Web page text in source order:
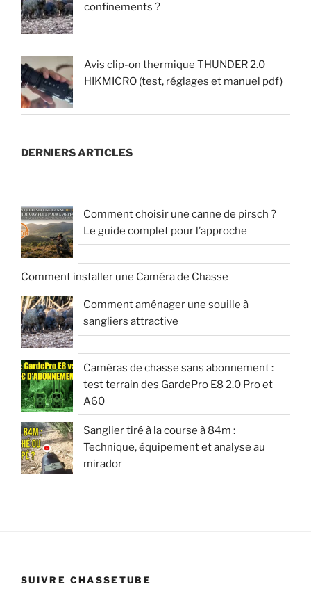
confinements ?
Avis clip-on thermique THUNDER 2.0
HIKMICRO (test, réglages et manuel pdf)
DERNIERS ARTICLES
Comment choisir une canne de pirsch ?
Le guide complet pour l’approche
Comment installer une Caméra de Chasse
Comment aménager une souille à
sangliers attractive
Caméras de chasse sans abonnement :
test terrain des GardePro E8 2.0 Pro et
A60
Sanglier tiré à la course à 84m :
Technique, équipement et analyse au
mirador
SUIVRE CHASSETUBE